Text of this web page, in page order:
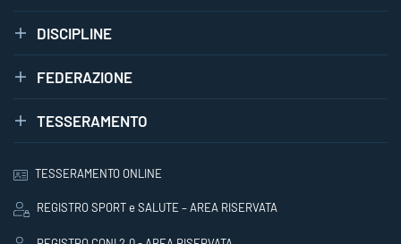
DISCIPLINE
FEDERAZIONE
TESSERAMENTO
TESSERAMENTO ONLINE
REGISTRO SPORT e SALUTE – AREA RISERVATA